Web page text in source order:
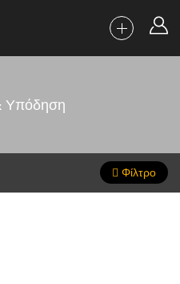
Υπόδηση
Φίλτρο